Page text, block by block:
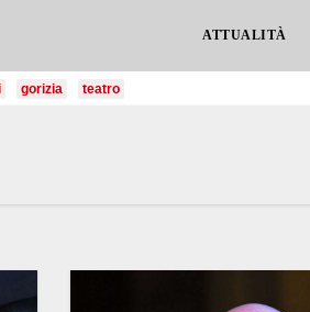
ATTUALITÀ
gorizia teatro